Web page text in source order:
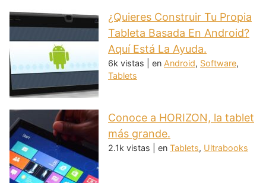
¿Quieres Construir Tu Propia
Tableta Basada En Android?
Aquí Está La Ayuda.
6k vistas en Android, Software,
Tablets
Conoce a HORIZON, la tablet
más grande.
2.1k vistas en Tablets, Ultrabooks